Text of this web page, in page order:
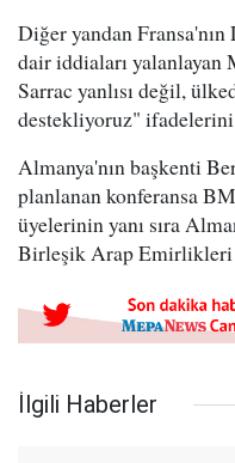
Diğer yandan
dair iddiaları yalanlayan
Sarrac yanlısı değil,
destekliyoruz"
Almanya'nın başkenti
planlanan konferansa
üyelerinin yanı sıra
Birleşik Arap Emirlikleri
İlgili Haberler